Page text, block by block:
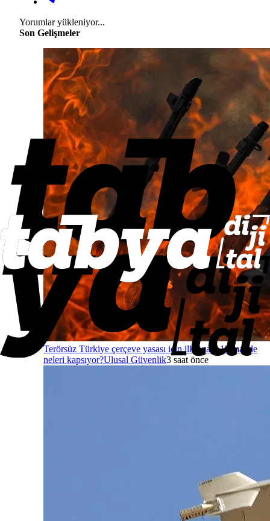
Yorumlar yükleniyor...
Son Gelişmeler
Terörsüz Türkiye çerçeve yasası için ilk onay: 12 madde
neleri kapsıyor?Ulusal Güvenlik3 saat önce